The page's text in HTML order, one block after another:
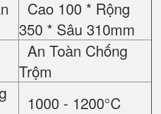
Cao 100 * Rộng
350 * Sâu 310mm
An Toàn Chống
Trộm
1000 - 1200°C